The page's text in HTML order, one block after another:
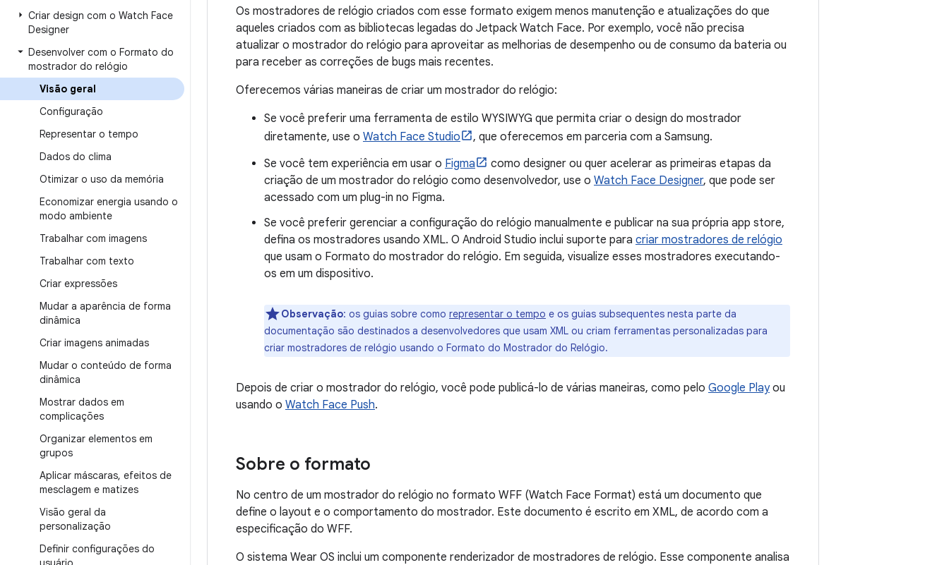
Criar design com o Watch Face
Designer
Desenvolver com o Formato do
mostrador do relógio
Visão geral
Configuração
Representar o tempo
Dados do clima
Otimizar o uso da memória
Economizar energia usando o
modo ambiente
Trabalhar com imagens
Trabalhar com texto
Criar expressões
Mudar a aparência de forma
dinâmica
Criar imagens animadas
Mudar o conteúdo de forma
dinâmica
Mostrar dados em
complicações
Organizar elementos em
grupos
Aplicar máscaras, efeitos de
mesclagem e matizes
Visão geral da
personalização
Definir configurações do
Os mostradores de relógio criados com esse formato exigem menos manutenção e atualizações do que
aqueles criados com as bibliotecas legadas do Jetpack Watch Face. Por exemplo, você não precisa
atualizar o mostrador do relógio para aproveitar as melhorias de desempenho ou de consumo da bateria ou
para receber as correções de bugs mais recentes.
Oferecemos várias maneiras de criar um mostrador do relógio:
Se você preferir uma ferramenta de estilo WYSIWYG que permita criar o design do mostrador
diretamente, use o Watch Face Studio
, que oferecemos em parceria com a Samsung.
Se você tem experiência em usar o Figma
como designer ou quer acelerar as primeiras etapas da
criação de um mostrador do relógio como desenvolvedor, use o Watch Face Designer, que pode ser
acessado com um plug-in no Figma.
Se você preferir gerenciar a configuração do relógio manualmente e publicar na sua própria app store,
defina os mostradores usando XML. O Android Studio inclui suporte para criar mostradores de relógio
que usam o Formato do mostrador do relógio. Em seguida, visualize esses mostradores executando-
os em um dispositivo.
Observação: os guias sobre como representar o tempo e os guias subsequentes nesta parte da
documentação são destinados a desenvolvedores que usam XML ou criam ferramentas personalizadas para
criar mostradores de relógio usando o Formato do Mostrador do Relógio.
Depois de criar o mostrador do relógio, você pode publicá-lo de várias maneiras, como pelo Google Playou
usando o Watch Face Push.
Sobre o formato
No centro de um mostrador do relógio no formato WFF (Watch Face Format) está um documento que
define o layout e o comportamento do mostrador. Este documento é escrito em XML, de acordo com a
especificação do WFF.
O sistema Wear OS inclui um componente renderizador de mostradores de relógio. Esse componente analisa